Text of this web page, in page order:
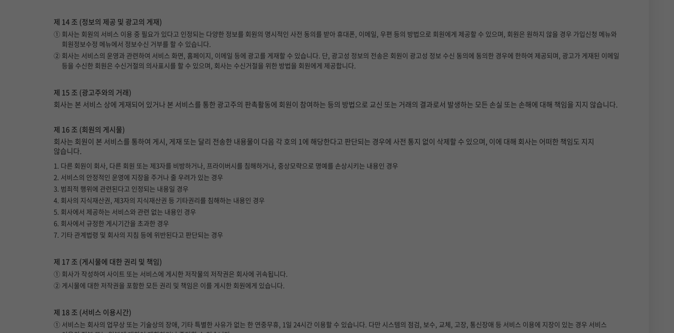
제 14 조 (정보의 제공 및 광고의 게재)
① 회사는 회원의 서비스 이용 중 필요가 있다고 인정되는 다양한 정보를 회원의 명시적인 사전 동의를 받아 휴대폰, 이메일, 우편 등의 방법으로 회원에게 제공할 수 있으며, 회원은 원하지 않을 경우 가입신청 메뉴와
회원정보수정 메뉴에서 정보수신 거부를 할 수 있습니다.
② 회사는 서비스의 운영과 관련하여 서비스 화면, 홈페이지, 이메일 등에 광고를 게재할 수 있습니다. 단, 광고성 정보의 전송은 회원이 광고성 정보 수신 동의에 동의한 경우에 한하여 제공되며, 광고가 게재된 이메일
등을 수신한 회원은 수신거절의 의사표시를 할 수 있으며, 회사는 수신거절을 위한 방법을 회원에게 제공합니다.
제 15 조 (광고주와의 거래)
회사는 본 서비스 상에 게재되어 있거나 본 서비스를 통한 광고주의 판촉활동에 회원이 참여하는 등의 방법으로 교신 또는 거래의 결과로서 발생하는 모든 손실 또는 손해에 대해 책임을 지지 않습니다.
제 16 조 (회원의 게시물)
회사는 회원이 본 서비스를 통하여 게시, 게재 또는 달리 전송한 내용물이 다음 각 호의 1에 해당한다고 판단되는 경우에 사전 통지 없이 삭제할 수 있으며, 이에 대해 회사는 어떠한 책임도 지지
않습니다.
1. 다른 회원이 회사, 다른 회원 또는 제3자를 비방하거나, 프라이버시를 침해하거나, 중상모략으로 명예를 손상시키는 내용인 경우
2. 서비스의 안정적인 운영에 지장을 주거나 줄 우려가 있는 경우
3. 범죄적 행위에 관련된다고 인정되는 내용일 경우
4. 회사의 지식재산권, 제3자의 지식재산권 등 기타권리를 침해하는 내용인 경우
5. 회사에서 제공하는 서비스와 관련 없는 내용인 경우
6. 회사에서 규정한 게시기간을 초과한 경우
7. 기타 관계법령 및 회사의 지침 등에 위반된다고 판단되는 경우
제 17 조 (게시물에 대한 권리 및 책임)
① 회사가 작성하여 사이트 또는 서비스에 게시한 저작물의 저작권은 회사에 귀속됩니다.
② 게시물에 대한 저작권을 포함한 모든 권리 및 책임은 이를 게시한 회원에게 있습니다.
제 18 조 (서비스 이용시간)
① 서비스는 회사의 업무상 또는 기술상의 장애, 기타 특별한 사유가 없는 한 연중무휴, 1일 24시간 이용할 수 있습니다. 다만 시스템의 점검, 보수, 교체, 고장, 통신장애 등 서비스 이용에 지장이 있는 경우 서비스